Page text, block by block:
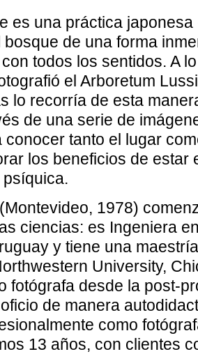
es una práctica
de una forma
todos los sentidos. A
el Arboretum
lo recorría de esta
de una serie de
conocer tanto el lugar
los beneficios de estar
psíquica.
(Montevideo, 1978)
ciencias: es Ingeniera
y tiene una
University,
fotógrafa desde la post-
de manera
como
13 años, con clientes